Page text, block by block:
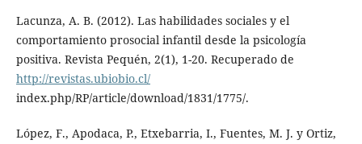
Lacunza, A. B. (2012). Las habilidades sociales y el
comportamiento prosocial infantil desde la psicología
positiva. Revista Pequén, 2(1), 1-20. Recuperado de
http://revistas.ubiobio.cl/
index.php/RP/article/download/1831/1775/.
López, F., Apodaca, P., Etxebarria, I., Fuentes, M. J. y Ortiz,